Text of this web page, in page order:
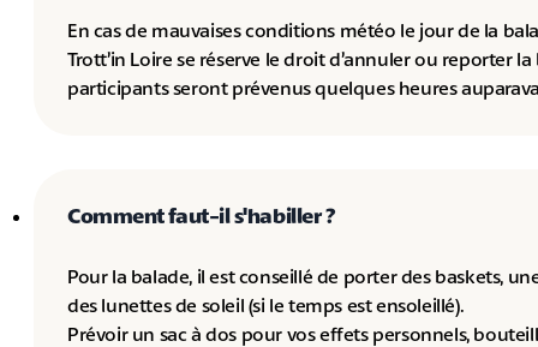
En cas de mauvaises conditions météo le jour de la
Trott’in Loire se réserve le droit d’annuler ou reporter la
participants seront prévenus quelques heures
Comment faut-il s'habiller ?
Pour la balade, il est conseillé de porter des baskets,
des lunettes de soleil (si le temps est ensoleillé).
Prévoir un sac à dos pour vos effets personnels,